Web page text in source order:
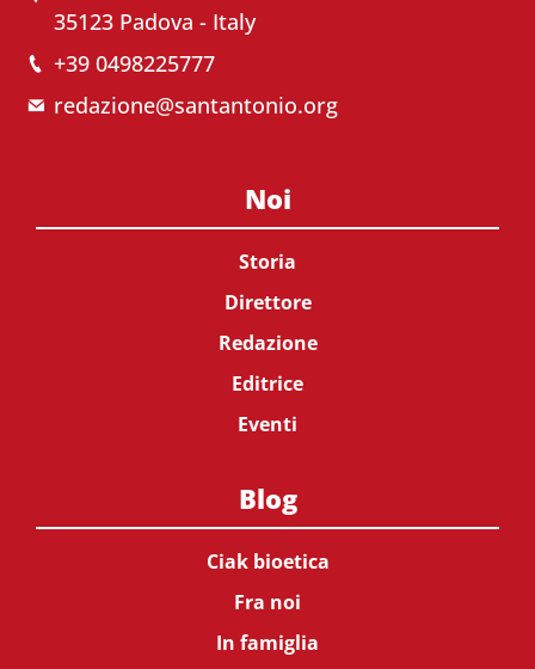
35123 Padova - Italy
+39 0498225777
redazione@santantonio.org
Noi
Storia
Direttore
Redazione
Editrice
Eventi
Blog
Ciak bioetica
Fra noi
In famiglia